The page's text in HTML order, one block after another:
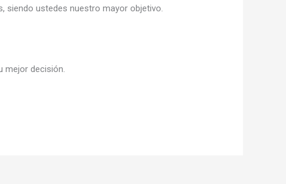
siendo ustedes nuestro mayor objetivo.
mejor decisión.